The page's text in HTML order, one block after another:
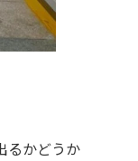
るかどうか